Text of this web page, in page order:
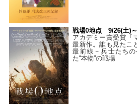
戦場0地点 9/26(土)～
アカデミー賞受賞『
最新作。誰も見たこ
最前線－兵士たち
た“本物”の戦場